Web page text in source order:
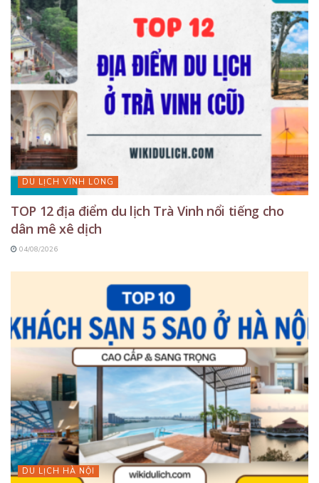
DU LỊCH VĨNH LONG
TOP 12 địa điểm du lịch Trà Vinh nổi tiếng cho
dân mê xê dịch
04/08/2026
DU LỊCH HÀ NỘI